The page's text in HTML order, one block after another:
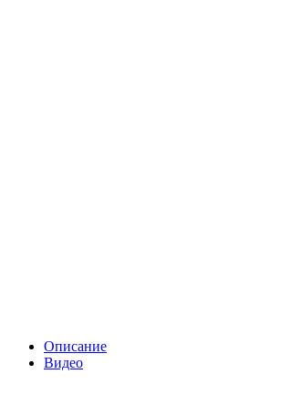
Описание
Видео